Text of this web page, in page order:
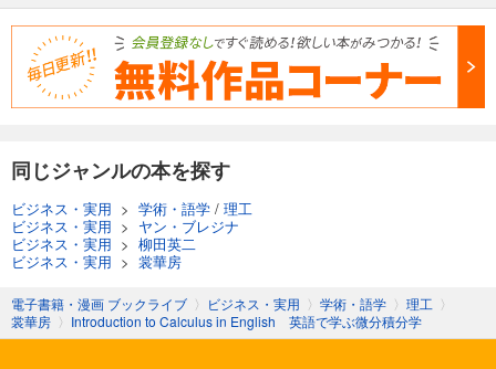
同じジャンルの本を探す
ビジネス・実用 > 学術・語学 / 理工
ビジネス・実用 > ヤン・ブレジナ
ビジネス・実用 > 柳田英二
ビジネス・実用 > 裳華房
電子書籍・漫画 ブックライブ 〉 ビジネス・実用 〉 学術・語学 〉 理工 〉
裳華房 〉 Introduction to Calculus in English 英語で学ぶ微分積分学